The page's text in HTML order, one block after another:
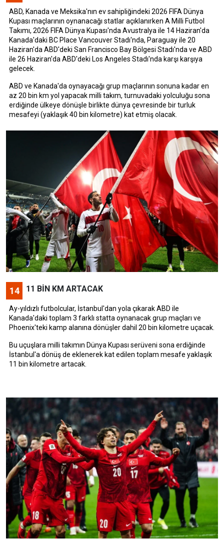
ABD, Kanada ve Meksika'nın ev sahipliğindeki 2026 FIFA Dünya
Kupası maçlarının oynanacağı statlar açıklanırken A Milli Futbol
Takımı, 2026 FIFA Dünya Kupası'nda Avustralya ile 14 Haziran'da
Kanada'daki BC Place Vancouver Stadı'nda, Paraguay ile 20
Haziran'da ABD'deki San Francisco Bay Bölgesi Stadı'nda ve ABD
ile 26 Haziran'da ABD'deki Los Angeles Stadı'nda karşı karşıya
gelecek.
ABD ve Kanada'da oynayacağı grup maçlarının sonuna kadar en
az 20 bin km yol yapacak milli takım, turnuvadaki yolculuğu sona
erdiğinde ülkeye dönüşle birlikte dünya çevresinde bir turluk
mesafeyi (yaklaşık 40 bin kilometre) kat etmiş olacak.
14 11 BİN KM ARTACAK
Ay-yıldızlı futbolcular, İstanbul'dan yola çıkarak ABD ile
Kanada'daki toplam 3 farklı statta oynanacak grup maçları ve
Phoenix'teki kamp alanına dönüşler dahil 20 bin kilometre uçacak.
Bu uçuşlara milli takımın Dünya Kupası serüveni sona erdiğinde
İstanbul'a dönüş de eklenerek kat edilen toplam mesafe yaklaşık
11 bin kilometre artacak.